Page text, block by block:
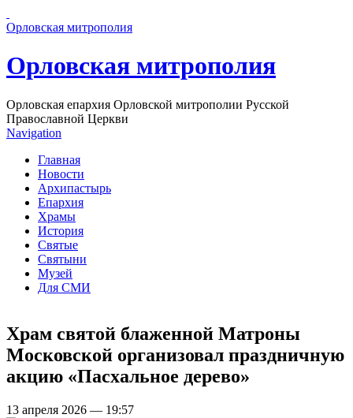
Орловская митрополия
Орловская митрополия
Орловская епархия Орловской митрополии Русской
Православной Церкви
Navigation
Главная
Новости
Архипастырь
Епархия
Храмы
История
Святые
Святыни
Музей
Для СМИ
Храм святой блаженной Матроны
Московской организовал праздничную
акцию «Пасхальное дерево»
13 апреля 2026 — 19:57